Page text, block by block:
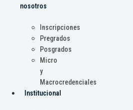
nosotros
Inscripciones
Pregrados
Posgrados
Micro
y
Macrocredenciales
Institucional